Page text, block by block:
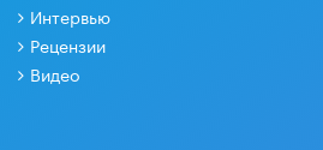
Интервью
Рецензии
Видео